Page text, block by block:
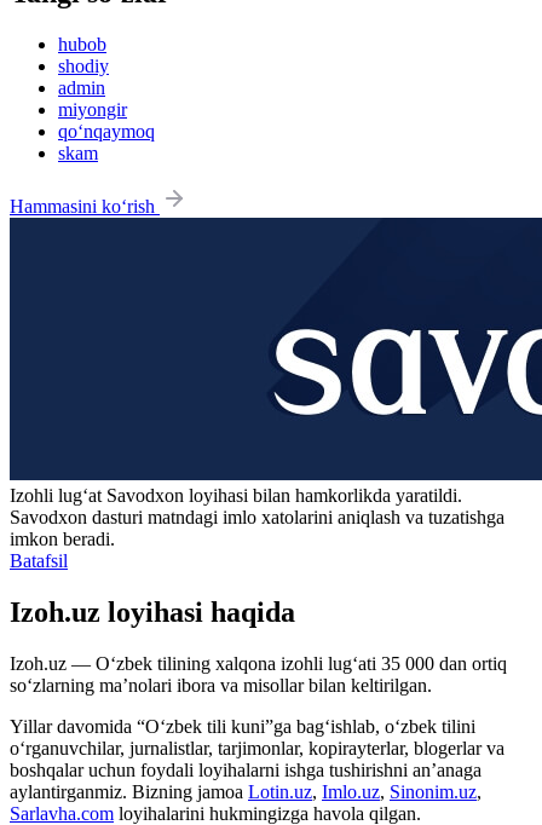
hubob
shodiy
admin
miyongir
qo‘nqaymoq
skam
Hammasini ko‘rish
Izohli lugʻat Savodxon loyihasi bilan hamkorlikda yaratildi.
Savodxon dasturi matndagi imlo xatolarini aniqlash va tuzatishga
imkon beradi.
Batafsil
Izoh.uz loyihasi haqida
Izoh.uz — O‘zbek tilining xalqona izohli lug‘ati 35 000 dan ortiq
so‘zlarning ma’nolari ibora va misollar bilan keltirilgan.
Yillar davomida “O‘zbek tili kuni”ga bag‘ishlab, o‘zbek tilini
o‘rganuvchilar, jurnalistlar, tarjimonlar, kopirayterlar, blogerlar va
boshqalar uchun foydali loyihalarni ishga tushirishni an’anaga
aylantirganmiz. Bizning jamoa Lotin.uz, Imlo.uz, Sinonim.uz,
Sarlavha.com loyihalarini hukmingizga havola qilgan.